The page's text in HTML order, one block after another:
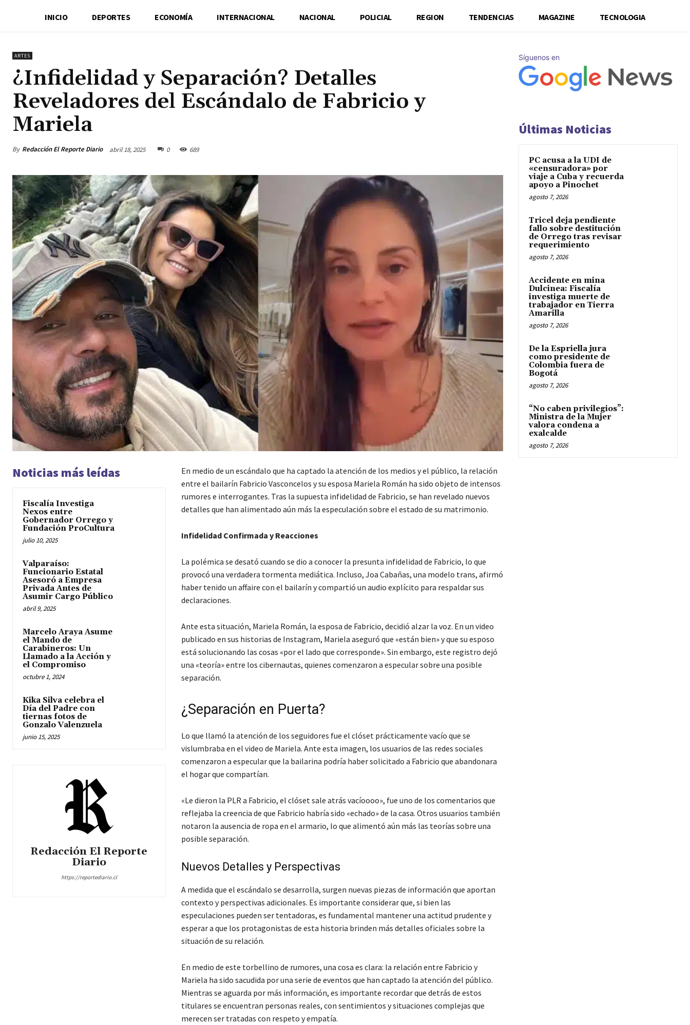
INICIO DEPORTES ECONOMÍA INTERNACIONAL NACIONAL POLICIAL REGION TENDENCIAS MAGAZINE TECNOLOGIA
ARTES
¿Infidelidad y Separación? Detalles
Reveladores del Escándalo de Fabricio y
Mariela
By Redacción El Reporte Diario abril 18, 2025 0 689
Noticias más leídas
Fiscalía Investiga
Nexos entre
Gobernador Orrego y
Fundación ProCultura
julio 10, 2025
Valparaíso:
Funcionario Estatal
Asesoró a Empresa
Privada Antes de
Asumir Cargo Público
abril 9, 2025
Marcelo Araya Asume
el Mando de
Carabineros: Un
Llamado a la Acción y
el Compromiso
octubre 1, 2024
Kika Silva celebra el
Día del Padre con
tiernas fotos de
Gonzalo Valenzuela
junio 15, 2025
Redacción El Reporte
Diario
https://reportediario.cl
En medio de un escándalo que ha captado la atención de los medios y el público, la relación
entre el bailarín Fabricio Vasconcelos y su esposa Mariela Román ha sido objeto de intensos
rumores e interrogantes. Tras la supuesta infidelidad de Fabricio, se han revelado nuevos
detalles que han alimentado aún más la especulación sobre el estado de su matrimonio.
Infidelidad Confirmada y Reacciones
La polémica se desató cuando se dio a conocer la presunta infidelidad de Fabricio, lo que
provocó una verdadera tormenta mediática. Incluso, Joa Cabañas, una modelo trans, afirmó
haber tenido un affaire con el bailarín y compartió un audio explícito para respaldar sus
declaraciones.
Ante esta situación, Mariela Román, la esposa de Fabricio, decidió alzar la voz. En un video
publicado en sus historias de Instagram, Mariela aseguró que «están bien» y que su esposo
está solucionando las cosas «por el lado que corresponde». Sin embargo, este registro dejó
una «teoría» entre los cibernautas, quienes comenzaron a especular sobre una posible
separación.
¿Separación en Puerta?
Lo que llamó la atención de los seguidores fue el clóset prácticamente vacío que se
vislumbraba en el video de Mariela. Ante esta imagen, los usuarios de las redes sociales
comenzaron a especular que la bailarina podría haber solicitado a Fabricio que abandonara
el hogar que compartían.
«Le dieron la PLR a Fabricio, el clóset sale atrás vacíoooo», fue uno de los comentarios que
reflejaba la creencia de que Fabricio habría sido «echado» de la casa. Otros usuarios también
notaron la ausencia de ropa en el armario, lo que alimentó aún más las teorías sobre una
posible separación.
Nuevos Detalles y Perspectivas
A medida que el escándalo se desarrolla, surgen nuevas piezas de información que aportan
contexto y perspectivas adicionales. Es importante considerar que, si bien las
especulaciones pueden ser tentadoras, es fundamental mantener una actitud prudente y
esperar a que los protagonistas de esta historia brinden más detalles oficiales sobre la
situación de su relación.
En medio de este torbellino de rumores, una cosa es clara: la relación entre Fabricio y
Mariela ha sido sacudida por una serie de eventos que han captado la atención del público.
Mientras se aguarda por más información, es importante recordar que detrás de estos
titulares se encuentran personas reales, con sentimientos y situaciones complejas que
merecen ser tratadas con respeto y empatía.
Síguenos en
Últimas Noticias
PC acusa a la UDI de
«censuradora» por
viaje a Cuba y recuerda
apoyo a Pinochet
agosto 7, 2026
Tricel deja pendiente
fallo sobre destitución
de Orrego tras revisar
requerimiento
agosto 7, 2026
Accidente en mina
Dulcinea: Fiscalía
investiga muerte de
trabajador en Tierra
Amarilla
agosto 7, 2026
De la Espriella jura
como presidente de
Colombia fuera de
Bogotá
agosto 7, 2026
“No caben privilegios”:
Ministra de la Mujer
valora condena a
exalcalde
agosto 7, 2026